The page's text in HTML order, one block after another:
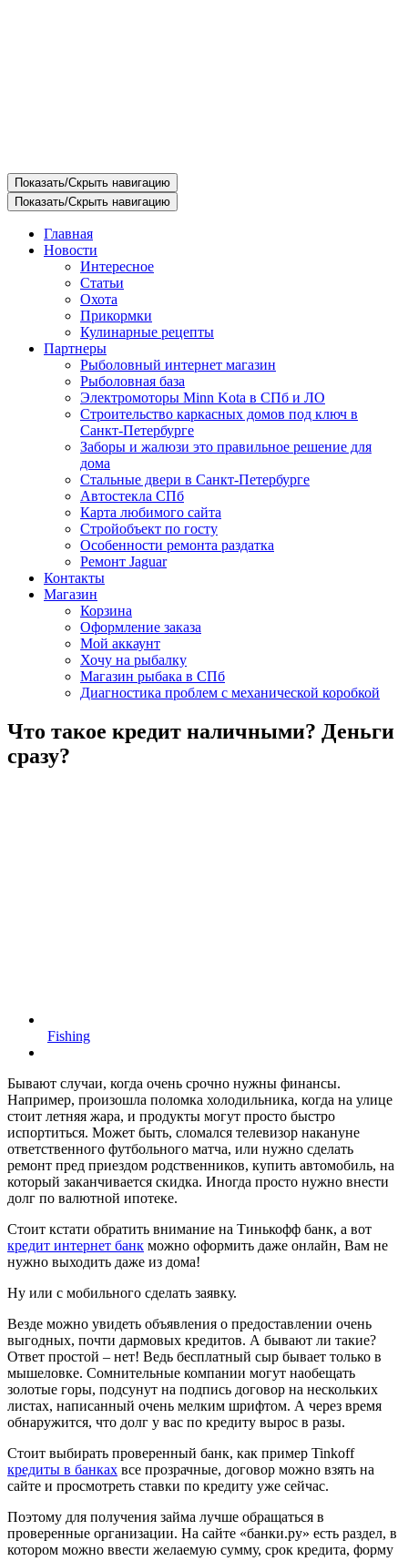
Показать/Скрыть навигацию
Показать/Скрыть навигацию
Главная
Новости
Интересное
Статьи
Охота
Прикормки
Кулинарные рецепты
Партнеры
Рыболовный интернет магазин
Рыболовная база
Электромоторы Minn Kota в СПб и ЛО
Строительство каркасных домов под ключ в
Санкт-Петербурге
Заборы и жалюзи это правильное решение для
дома
Стальные двери в Санкт-Петербурге
Автостекла СПб
Карта любимого сайта
Стройобъект по госту
Особенности ремонта раздатка
Ремонт Jaguar
Контакты
Магазин
Корзина
Оформление заказа
Мой аккаунт
Хочу на рыбалку
Магазин рыбака в СПб
Диагностика проблем с механической коробкой
Что такое кредит наличными? Деньги
сразу?
Fishing
Бывают случаи, когда очень срочно нужны финансы.
Например, произошла поломка холодильника, когда на улице
стоит летняя жара, и продукты могут просто быстро
испортиться. Может быть, сломался телевизор накануне
ответственного футбольного матча, или нужно сделать
ремонт пред приездом родственников, купить автомобиль, на
который заканчивается скидка. Иногда просто нужно внести
долг по валютной ипотеке.
Стоит кстати обратить внимание на Тинькофф банк, а вот
кредит интернет банк можно оформить даже онлайн, Вам не
нужно выходить даже из дома!
Ну или с мобильного сделать заявку.
Везде можно увидеть объявления о предоставлении очень
выгодных, почти дармовых кредитов. А бывают ли такие?
Ответ простой – нет! Ведь бесплатный сыр бывает только в
мышеловке. Сомнительные компании могут наобещать
золотые горы, подсунут на подпись договор на нескольких
листах, написанный очень мелким шрифтом. А через время
обнаружится, что долг у вас по кредиту вырос в разы.
Стоит выбирать проверенный банк, как пример Tinkoff
кредиты в банках все прозрачные, договор можно взять на
сайте и просмотреть ставки по кредиту уже сейчас.
Поэтому для получения займа лучше обращаться в
проверенные организации. На сайте «банки.ру» есть раздел, в
котором можно ввести желаемую сумму, срок кредита, форму